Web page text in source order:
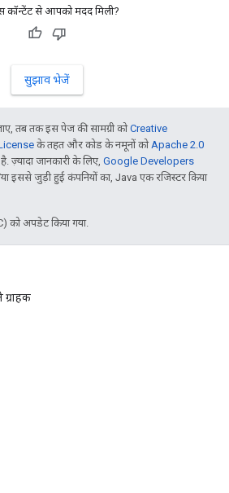
कॉन्टेंट से आपको मदद मिली?
सुझाव भेजें
तब तक इस पेज की सामग्री कोCreative
के तहत और कोड के नमूनों कोApache 2.0
ज़्यादा जानकारी के लिए, Google Developers
जुड़ी हुई कंपनियों का, Java एक रजिस्टर किया
को अपडेट किया गया.